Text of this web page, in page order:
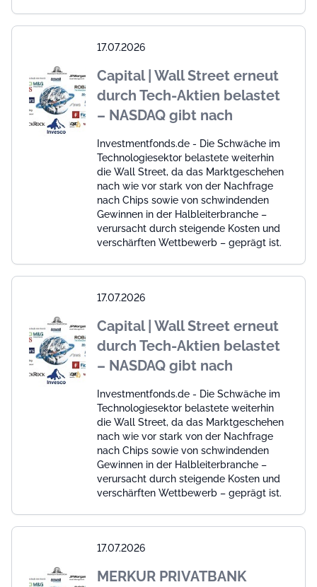
17.07.2026
Capital | Wall Street erneut
durch Tech-Aktien belastet
– NASDAQ gibt nach
Investmentfonds.de - Die Schwäche im
Technologiesektor belastete weiterhin
die Wall Street, da das Marktgeschehen
nach wie vor stark von der Nachfrage
nach Chips sowie von schwindenden
Gewinnen in der Halbleiterbranche –
verursacht durch steigende Kosten und
verschärften Wettbewerb – geprägt ist.
17.07.2026
Capital | Wall Street erneut
durch Tech-Aktien belastet
– NASDAQ gibt nach
Investmentfonds.de - Die Schwäche im
Technologiesektor belastete weiterhin
die Wall Street, da das Marktgeschehen
nach wie vor stark von der Nachfrage
nach Chips sowie von schwindenden
Gewinnen in der Halbleiterbranche –
verursacht durch steigende Kosten und
verschärften Wettbewerb – geprägt ist.
17.07.2026
MERKUR PRIVATBANK